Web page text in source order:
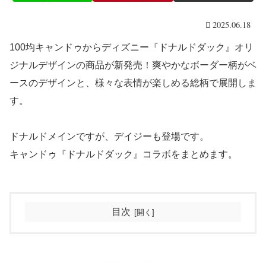
2025.06.18
100均キャンドゥからディズニー『ドナルドダック』オリ
ジナルデザインの商品が新発売！爽やかなボーダー柄がベ
ースのデザインと、様々な表情が楽しめる総柄で展開しま
す。
ドナルドメインですが、デイジーも登場です。
キャンドゥ『ドナルドダック』コラボをまとめます。
目次